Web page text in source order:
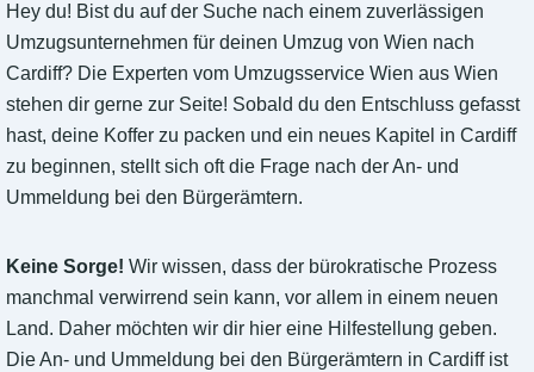
Hey du! Bist du auf der Suche nach einem zuverlässigen
Umzugsunternehmen für deinen Umzug von Wien nach
Cardiff? Die Experten vom Umzugsservice Wien aus Wien
stehen dir gerne zur Seite! Sobald du den Entschluss gefasst
hast, deine Koffer zu packen und ein neues Kapitel in Cardiff
zu beginnen, stellt sich oft die Frage nach der An- und
Ummeldung bei den Bürgerämtern.
Keine Sorge! Wir wissen, dass der bürokratische Prozess
manchmal verwirrend sein kann, vor allem in einem neuen
Land. Daher möchten wir dir hier eine Hilfestellung geben.
Die An- und Ummeldung bei den Bürgerämtern in Cardiff ist